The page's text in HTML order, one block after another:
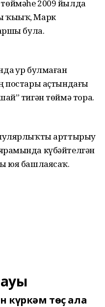
2009 йылда
ҡыҙыҡ, Марк
була.
ҙур булмаған
постары аҫтындағы
тигән төймә тора.
арттырыу
күбәйтелгән
юя башлаясаҡ.
күркәм төҫ ала